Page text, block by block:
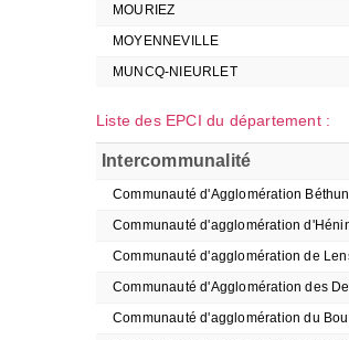
MOURIEZ
MOYENNEVILLE
MUNCQ-NIEURLET
Liste des EPCI du département :
Intercommunalité
Communauté d'Agglomération
Communauté d'agglomération
Communauté d'agglomération de
Communauté d'Agglomération des
Communauté d'agglomération du